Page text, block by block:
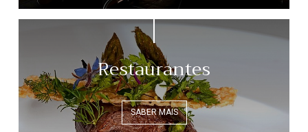
Restaurantes
SABER MAIS